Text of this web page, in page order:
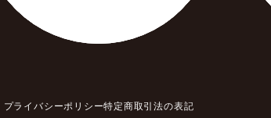
プライバシーポリシー特定商取引法の表記